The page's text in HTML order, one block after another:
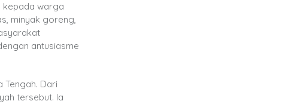
kepada warga
minyak goreng,
antusiasme
Tengah. Dari
tersebut. Ia